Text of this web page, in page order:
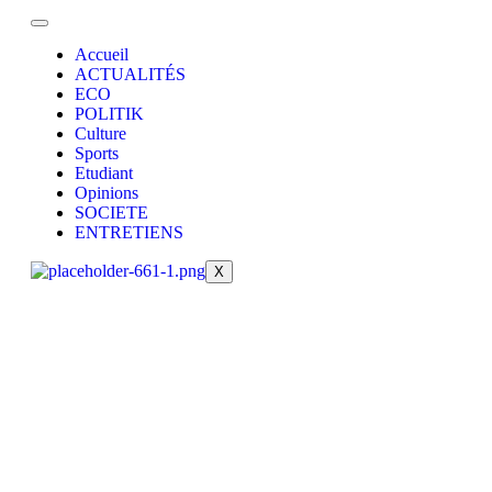
Accueil
ACTUALITÉS
ECO
POLITIK
Culture
Sports
Etudiant
Opinions
SOCIETE
ENTRETIENS
X